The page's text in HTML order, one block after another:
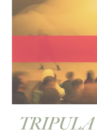
TRIPULA